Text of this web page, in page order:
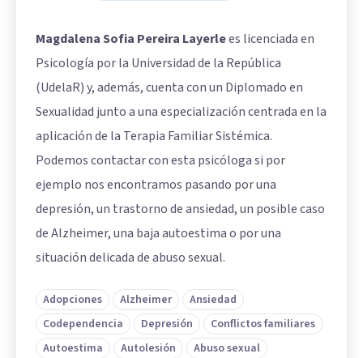
Magdalena Sofia Pereira Layerlees licenciada en
Psicología por la Universidad de la República
(UdelaR) y, además, cuenta con un Diplomado en
Sexualidad junto a una especialización centrada en la
aplicación de la Terapia Familiar Sistémica.
Podemos contactar con esta psicóloga si por
ejemplo nos encontramos pasando por una
depresión, un trastorno de ansiedad, un posible caso
de Alzheimer, una baja autoestima o por una
situación delicada de abuso sexual.
Adopciones Alzheimer
Ansiedad
Codependencia
Depresión
Conflictos familiares
Autoestima
Autolesión
Abuso sexual